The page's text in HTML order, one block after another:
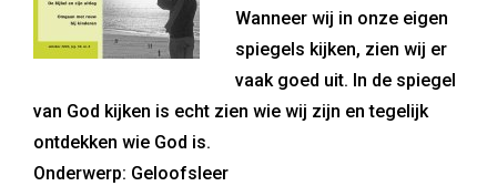
Wanneer wij in onze eigen
spiegels kijken, zien wij er
vaak goed uit. In de spiegel
van God kijken is echt zien wie wij zijn en tegelijk
ontdekken wie God is.
Onderwerp: Geloofsleer